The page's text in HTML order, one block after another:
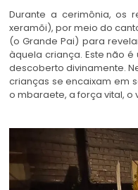
Durante a cerimônia, os
xeramõi), por meio do
(o Grande Pai) para
àquela criança. Este não
descoberto divinamente.
crianças se encaixam em
o mbaraete, a força vital, o